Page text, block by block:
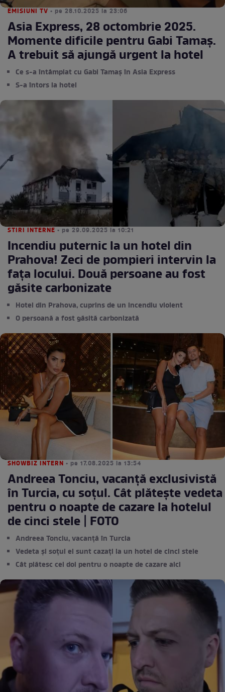
EMISIUNI TV • pe 28.10.2025 la 23:06
Asia Express, 28 octombrie 2025.
Momente dificile pentru Gabi Tamaș.
A trebuit să ajungă urgent la hotel
Ce s-a întâmplat cu Gabi Tamaș în Asia Express
S-a întors la hotel
STIRI INTERNE • pe 29.09.2025 la 10:21
Incendiu puternic la un hotel din
Prahova! Zeci de pompieri intervin la
fața locului. Două persoane au fost
găsite carbonizate
Hotel din Prahova, cuprins de un incendiu violent
O persoană a fost găsită carbonizată
SHOWBIZ INTERN • pe 17.08.2025 la 13:54
Andreea Tonciu, vacanță exclusivistă
în Turcia, cu soțul. Cât plătește vedeta
pentru o noapte de cazare la hotelul
de cinci stele | FOTO
Andreea Tonciu, vacanță în Turcia
Vedeta și soțul ei sunt cazați la un hotel de cinci stele
Cât plătesc cei doi pentru o noapte de cazare aici